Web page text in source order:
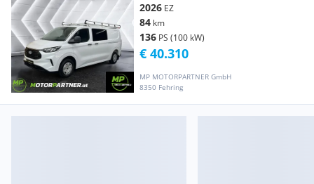
2026 EZ
84 km
136 PS (100 kW)
MP MOTORPARTNER GmbH
8350 Fehring
€ 40.310